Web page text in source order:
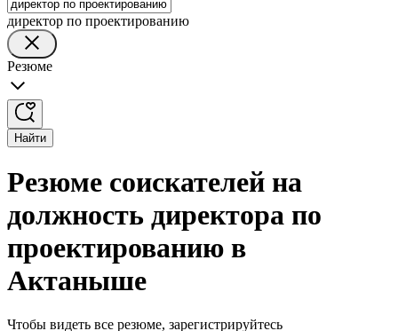
директор по проектированию
Резюме
Найти
Резюме соискателей на
должность директора по
проектированию в
Актаныше
Чтобы видеть все резюме, зарегистрируйтесь